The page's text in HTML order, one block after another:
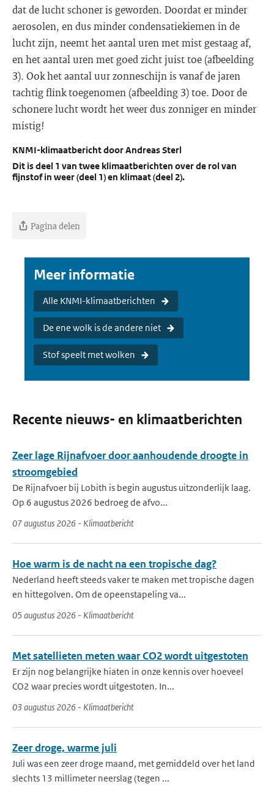
dat de lucht schoner is geworden. Doordat er minder
aerosolen, en dus minder condensatiekiemen in de
lucht zijn, neemt het aantal uren met mist gestaag af,
en het aantal uren met goed zicht juist toe (afbeelding
3). Ook het aantal uur zonneschijn is vanaf de jaren
tachtig flink toegenomen (afbeelding 3) toe. Door de
schonere lucht wordt het weer dus zonniger en minder
mistig!
KNMI-klimaatbericht door Andreas Sterl
Dit is deel 1 van twee klimaatberichten over de rol van
fijnstof in weer (deel 1) en klimaat (deel 2).
Pagina delen
Meer informatie
Alle KNMI-klimaatberichten
De ene wolk is de andere niet
Stof speelt met wolken
Recente nieuws- en klimaatberichten
Zeer lage Rijnafvoer door aanhoudende droogte in
stroomgebied
De Rijnafvoer bij Lobith is begin augustus uitzonderlijk laag.
Op 6 augustus 2026 bedroeg de afvo...
07 augustus 2026 - Klimaatbericht
Hoe warm is de nacht na een tropische dag?
Nederland heeft steeds vaker te maken met tropische dagen
en hittegolven. Om de opeenstapeling va...
05 augustus 2026 - Klimaatbericht
Met satellieten meten waar CO2 wordt uitgestoten
Er zijn nog belangrijke hiaten in onze kennis over hoeveel
CO2 waar precies wordt uitgestoten. In...
03 augustus 2026 - Klimaatbericht
Zeer droge, warme juli
Juli was een zeer droge maand, met gemiddeld over het land
slechts 13 millimeter neerslag (tegen ...